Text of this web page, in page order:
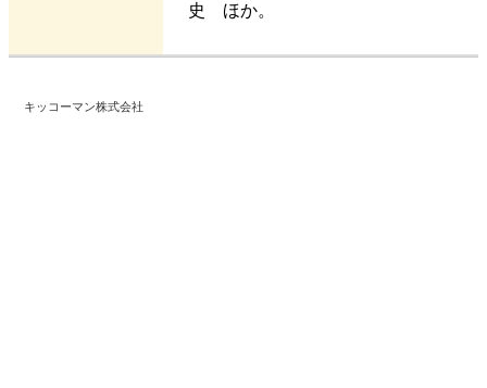
史 ほか。
キッコーマン株式会社